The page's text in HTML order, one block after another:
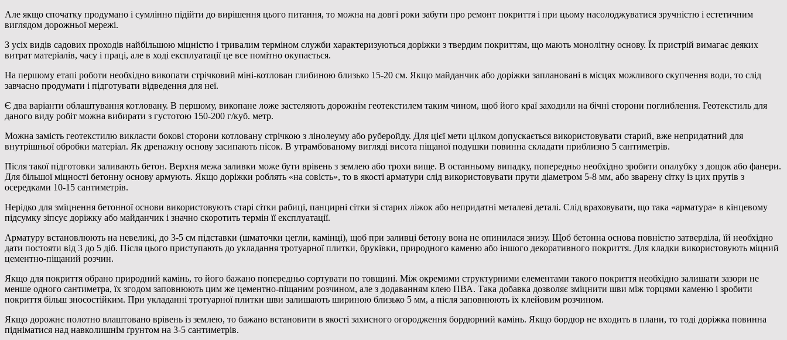
Але якщо спочатку продумано і сумлінно підійти до вирішення цього питання, то можна на довгі роки забути про ремонт покриття і при цьому насолоджуватися зручністю і естетичним
виглядом дорожньої мережі.
З усіх видів садових проходів найбільшою міцністю і тривалим терміном служби характеризуються доріжки з твердим покриттям, що мають монолітну основу. Їх пристрій вимагає деяких
витрат матеріалів, часу і праці, але в ході експлуатації це все помітно окупається.
На першому етапі роботи необхідно викопати стрічковий міні-котлован глибиною близько 15-20 см. Якщо майданчик або доріжки заплановані в місцях можливого скупчення води, то слід
завчасно продумати і підготувати відведення для неї.
Є два варіанти облаштування котловану. В першому, викопане ложе застеляють дорожнім геотекстилем таким чином, щоб його краї заходили на бічні сторони поглиблення. Геотекстиль для
даного виду робіт можна вибирати з густотою 150-200 г/куб. метр.
Можна замість геотекстилю викласти бокові сторони котловану стрічкою з лінолеуму або руберойду. Для цієї мети цілком допускається використовувати старий, вже непридатний для
внутрішньої обробки матеріал. Як дренажну основу засипають пісок. В утрамбованому вигляді висота піщаної подушки повинна складати приблизно 5 сантиметрів.
Після такої підготовки заливають бетон. Верхня межа заливки може бути врівень з землею або трохи вище. В останньому випадку, попередньо необхідно зробити опалубку з дощок або фанери.
Для більшої міцності бетонну основу армують. Якщо доріжки роблять «на совість», то в якості арматури слід використовувати прути діаметром 5-8 мм, або зварену сітку із цих прутів з
осередками 10-15 сантиметрів.
Нерідко для зміцнення бетонної основи використовують старі сітки рабиці, панцирні сітки зі старих ліжок або непридатні металеві деталі. Слід враховувати, що така «арматура» в кінцевому
підсумку зіпсує доріжку або майданчик і значно скоротить термін її експлуатації.
Арматуру встановлюють на невеликі, до 3-5 см підставки (шматочки цегли, камінці), щоб при заливці бетону вона не опинилася знизу. Щоб бетонна основа повністю затверділа, їй необхідно
дати постояти від 3 до 5 діб. Після цього приступають до укладання тротуарної плитки, бруківки, природного каменю або іншого декоративного покриття. Для кладки використовують міцний
цементно-піщаний розчин.
Якщо для покриття обрано природний камінь, то його бажано попередньо сортувати по товщині. Між окремими структурними елементами такого покриття необхідно залишати зазори не
менше одного сантиметра, їх згодом заповнюють цим же цементно-піщаним розчином, але з додаванням клею ПВА. Така добавка дозволяє зміцнити шви між торцями каменю і зробити
покриття більш зносостійким. При укладанні тротуарної плитки шви залишають шириною близько 5 мм, а після заповнюють їх клейовим розчином.
Якщо дорожнє полотно влаштовано врівень із землею, то бажано встановити в якості захисного огородження бордюрний камінь. Якщо бордюр не входить в плани, то тоді доріжка повинна
підніматися над навколишнім ґрунтом на 3-5 сантиметрів.